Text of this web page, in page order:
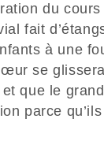
du cours
fait
à une
se glissera
que le grand
parce qu’ils